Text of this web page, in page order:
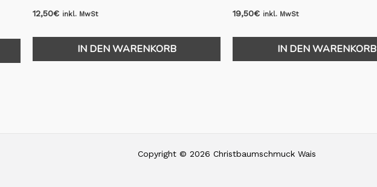
12,50€ inkl. MwSt
IN DEN WARENKORB
19,50€ inkl. MwSt
IN DEN WARENKORB
Copyright © 2026 Christbaumschmuck Wais